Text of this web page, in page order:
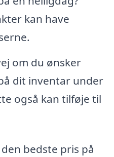
kan have
om du ønsker
dit inventar under
også kan tilføje til
bedste pris på